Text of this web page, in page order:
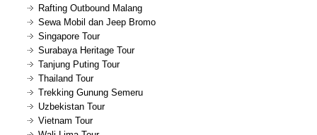
Rafting Outbound Malang
Sewa Mobil dan Jeep Bromo
Singapore Tour
Surabaya Heritage Tour
Tanjung Puting Tour
Thailand Tour
Trekking Gunung Semeru
Uzbekistan Tour
Vietnam Tour